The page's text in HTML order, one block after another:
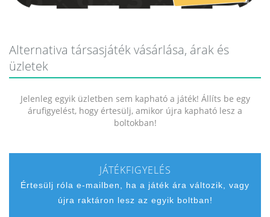
Alternativa társasjáték vásárlása, árak és
üzletek
Jelenleg egyik üzletben sem kapható a játék! Állíts be egy
árufigyelést, hogy értesülj, amikor újra kapható lesz a
boltokban!
JÁTÉKFIGYELÉS
Értesülj róla e-mailben, ha a játék ára változik, vagy
újra raktáron lesz az egyik boltban!